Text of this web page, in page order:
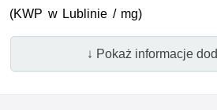
(KWP w Lublinie / mg)
↓ Pokaż informacje